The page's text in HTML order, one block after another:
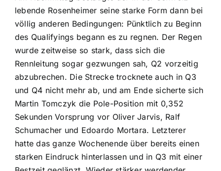
lebende Rosenheimer seine starke Form dann bei
völlig anderen Bedingungen: Pünktlich zu Beginn
des Qualifyings begann es zu regnen. Der Regen
wurde zeitweise so stark, dass sich die
Rennleitung sogar gezwungen sah, Q2 vorzeitig
abzubrechen. Die Strecke trocknete auch in Q3
und Q4 nicht mehr ab, und am Ende sicherte sich
Martin Tomczyk die Pole-Position mit 0,352
Sekunden Vorsprung vor Oliver Jarvis, Ralf
Schumacher und Edoardo Mortara. Letzterer
hatte das ganze Wochenende über bereits einen
starken Eindruck hinterlassen und in Q3 mit einer